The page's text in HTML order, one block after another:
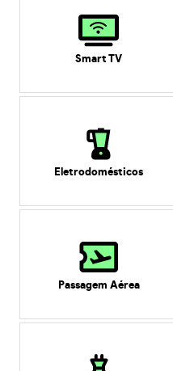
Smart TV
Eletrodomésticos
Passagem Aérea